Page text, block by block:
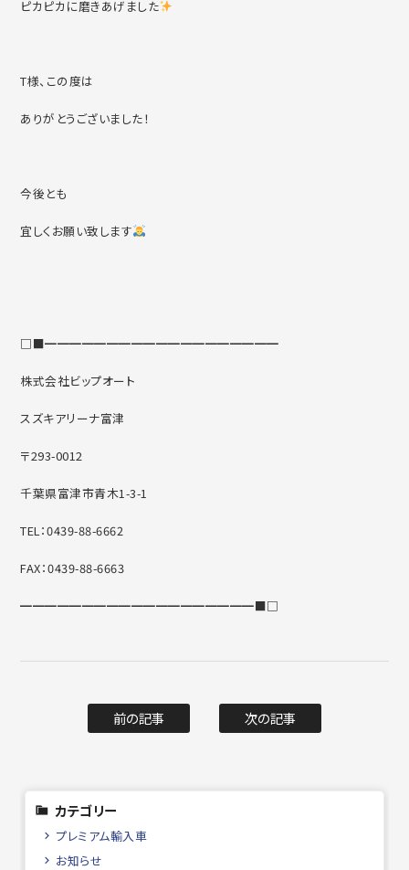
ピカピカに磨きあげました
T様、この度は
ありがとうございました！
今後とも
宜しくお願い致します
□■━━━━━━━━━━━━━━━━━━━
株式会社ビップオート
スズキアリーナ富津
〒293-0012
千葉県富津市青木1-3-1
TEL：0439-88-6662
FAX：0439-88-6663
━━━━━━━━━━━━━━━━━━━■□
前の記事 次の記事
カテゴリー
プレミアム輸入車
お知らせ